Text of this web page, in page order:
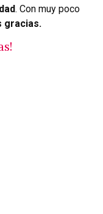
. Con muy poco
gracias.